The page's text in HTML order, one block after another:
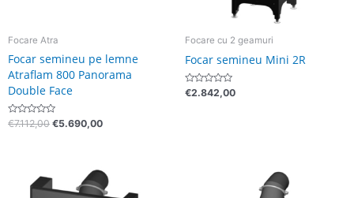
Focare Atra
Focar semineu pe lemne
Atraflam 800 Panorama
Double Face
Evaluat
€7.112,00 €5.690,00
Focare cu 2 geamuri
Focar semineu Mini 2R
Evaluat
€2.842,00